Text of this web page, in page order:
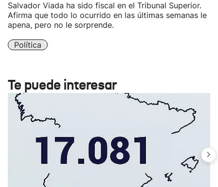
Salvador Viada ha sido fiscal en el Tribunal Superior.
Afirma que todo lo ocurrido en las últimas semanas le
apena, pero no le sorprende.
Política
Te puede interesar